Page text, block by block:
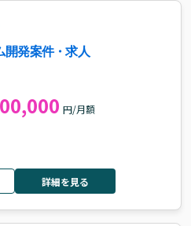
開発案件・求人
円/月額
詳細を見る